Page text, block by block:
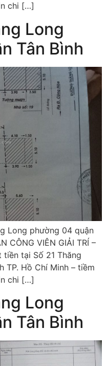
chi […]
Long
Tân Bình
Long phường 04 quận
CÔNG VIÊN GIẢI TRÍ –
tiền tại Số 21 Thăng
TP. Hồ Chí Minh – tiềm
chi […]
Long
Tân Bình